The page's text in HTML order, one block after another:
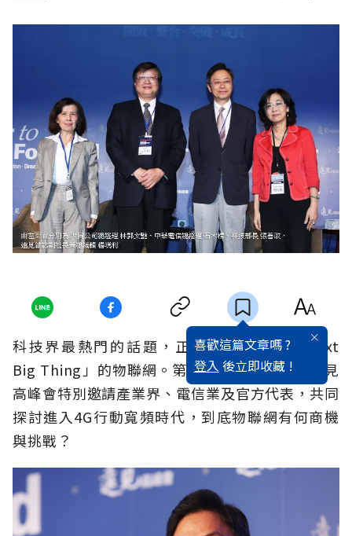
喜歡這篇文章嗎 ?
登入 後立即收藏 !
科技界最熱門的話題，正是被稱為「The Next
Big Thing」的物聯網。第12屆華人企業領袖遠見
高峰會特別邀請產業界、電信業及官方代表，共同
探討進入4G行動寬頻時代，到底物聯網有何商機
與挑戰？